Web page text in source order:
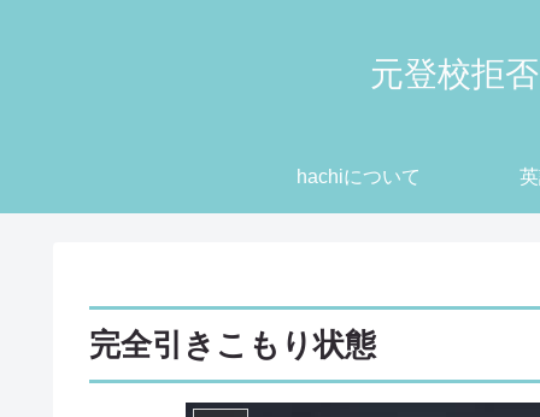
元登校拒
hachiについて
完全引きこもり状態